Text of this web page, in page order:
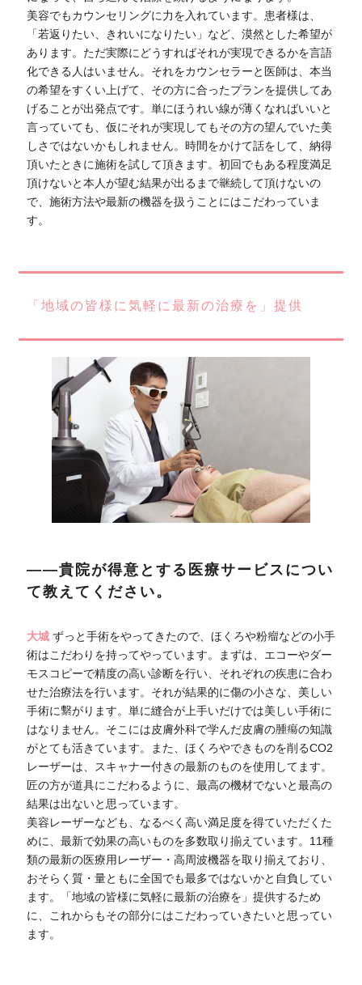
美容でもカウンセリングに力を入れています。患者様は、
「若返りたい、きれいになりたい」など、漠然とした希望が
あります。ただ実際にどうすればそれが実現できるかを言語
化できる人はいません。それをカウンセラーと医師は、本当
の希望をすくい上げて、その方に合ったプランを提供してあ
げることが出発点です。単にほうれい線が薄くなればいいと
言っていても、仮にそれが実現してもその方の望んでいた美
しさではないかもしれません。時間をかけて話をして、納得
頂いたときに施術を試して頂きます。初回でもある程度満足
頂けないと本人が望む結果が出るまで継続して頂けないの
で、施術方法や最新の機器を扱うことにはこだわっていま
す。
「地域の皆様に気軽に最新の治療を」提供
――貴院が得意とする医療サービスについ
て教えてください。
大城ずっと手術をやってきたので、ほくろや粉瘤などの小手
術はこだわりを持ってやっています。まずは、エコーやダー
モスコピーで精度の高い診断を行い、それぞれの疾患に合わ
せた治療法を行います。それが結果的に傷の小さな、美しい
手術に繋がります。単に縫合が上手いだけでは美しい手術に
はなりません。そこには皮膚外科で学んだ皮膚の腫瘍の知識
がとても活きています。また、ほくろやできものを削るCO2
レーザーは、スキャナー付きの最新のものを使用してます。
匠の方が道具にこだわるように、最高の機材でないと最高の
結果は出ないと思っています。
美容レーザーなども、なるべく高い満足度を得ていただくた
めに、最新で効果の高いものを多数取り揃えています。11種
類の最新の医療用レーザー・高周波機器を取り揃えており、
おそらく質・量ともに全国でも最多ではないかと自負してい
ます。「地域の皆様に気軽に最新の治療を」提供するため
に、これからもその部分にはこだわっていきたいと思ってい
ます。